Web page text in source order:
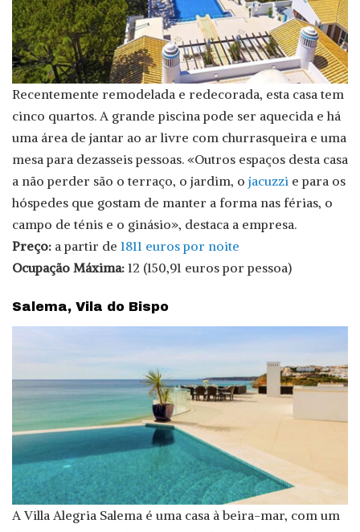
Recentemente remodelada e redecorada, esta casa tem
cinco quartos. A grande piscina pode ser aquecida e há
uma área de jantar ao ar livre com churrasqueira e uma
mesa para dezasseis pessoas. «Outros espaços desta casa
a não perder são o terraço, o jardim, ojacuzzi e para os
hóspedes que gostam de manter a forma nas férias, o
campo de ténis e o ginásio», destaca a empresa.
Preço: a partir de 1811 euros por noite
Ocupação Máxima: 12 (150,91 euros por pessoa)
Salema, Vila do Bispo
A Villa Alegria Salema é uma casa à beira-mar, com um